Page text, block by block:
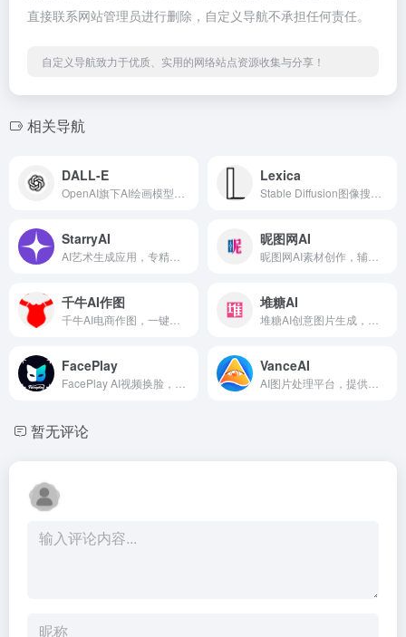
直接联系网站管理员进行删除，自定义导航不承担任何责任。
自定义导航致力于优质、实用的网络站点资源收集与分享！
相关导航
DALL-E Lexica
StarryAI 昵图网AI
千牛AI作图 堆糖AI
FacePlay VanceAI
暂无评论